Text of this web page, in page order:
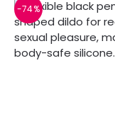
-74%